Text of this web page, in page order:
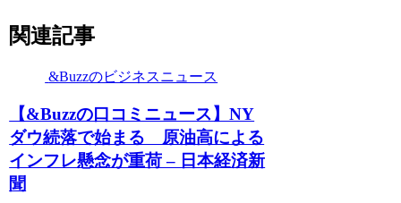
関連記事
&Buzzのビジネスニュース
【&Buzzの口コミニュース】NY
ダウ続落で始まる 原油高による
インフレ懸念が重荷 – 日本経済新
聞